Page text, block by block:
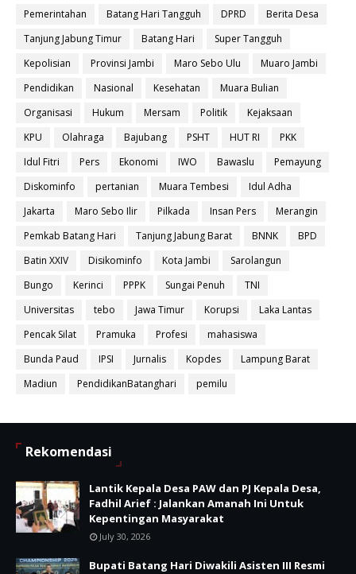
Pemerintahan
Batang Hari Tangguh DPRD
Berita Desa
Tanjung Jabung Timur
Batang Hari
Super Tangguh
Kepolisian
Provinsi Jambi Maro Sebo Ulu
Muaro Jambi
Pendidikan
Nasional Kesehatan
Muara Bulian
Organisasi
Hukum Mersam Politik
Kejaksaan
KPU
Olahraga Bajubang PSHT HUT RI
PKK
Idul Fitri
Pers Ekonomi IWO Bawaslu
Pemayung
Diskominfo
pertanian Muara Tembesi
Idul Adha
Jakarta
Maro Sebo Ilir Pilkada Insan Pers
Merangin
Pemkab Batang Hari
Tanjung Jabung Barat BNNK
BPD
Batin XXIV
Disikominfo Kota Jambi
Sarolangun
Bungo
Kerinci PPPK Sungai Penuh
TNI
Universitas
tebo Jawa Timur Korupsi
Laka Lantas
Pencak Silat
Pramuka Profesi
mahasiswa
Bunda Paud
IPSI Jurnalis Kopdes
Lampung Barat
Madiun
PendidikanBatanghari pemilu
Rekomendasi
Lantik Kepala Desa PAW dan PJ Kepala Desa,
Fadhil Arief : Jalankan Amanah Ini Untuk
Kepentingan Masyarakat
July 30, 2026
Bupati Batang Hari Diwakili Asisten III Resmi